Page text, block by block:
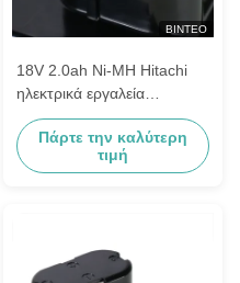
ΒΊΝΤΕΟ
18V 2.0ah Ni-MH Hitachi
ηλεκτρικά εργαλεία
μπαταρίες
επαναφορτιζόμενες
Eb1812s
Πάρτε την καλύτερη
τιμή